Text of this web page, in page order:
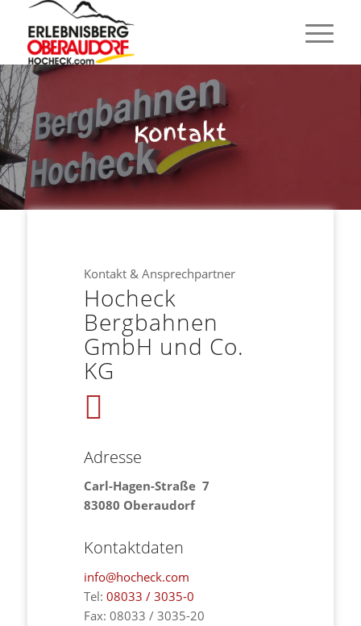
Kontakt
Kontakt & Ansprechpartner
Hocheck
Bergbahnen
GmbH und Co.
KG
Adresse
Carl-Hagen-Straße 7
83080 Oberaudorf
Kontaktdaten
info@hocheck.com
Tel: 08033 / 3035-0
Fax: 08033 / 3035-20